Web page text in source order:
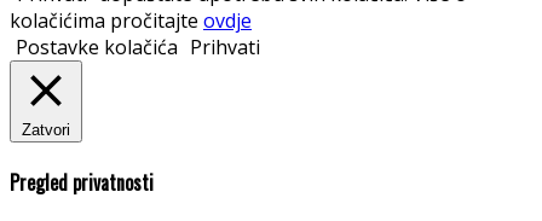
kolačićima pročitajte ovdje
Postavke kolačića Prihvati
Zatvori
Pregled privatnosti